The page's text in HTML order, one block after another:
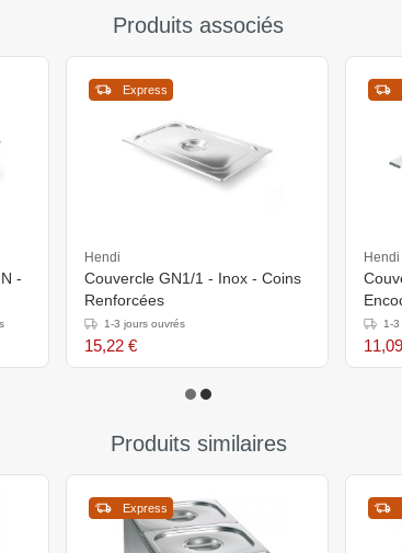
Produits associés
-
Express
Hendi
Couvercle GN1/1 - Inox - Coins
Renforcées
1-3 jours ouvrés
15,22 €
Hendi
1-
Produits similaires
Express